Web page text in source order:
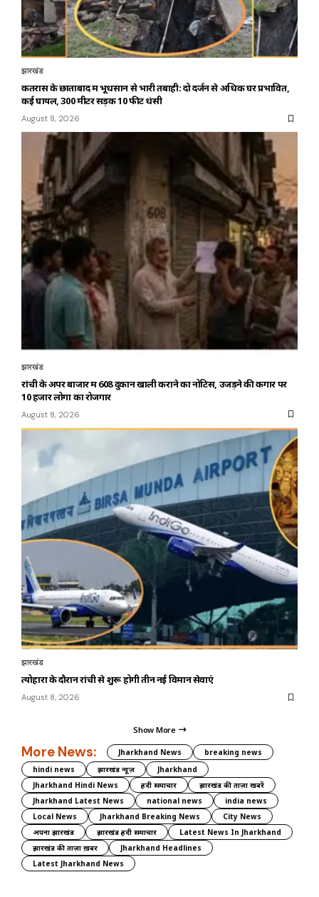
झारखंड
कतरास के छाताबाद में भूधसान से भारी तबाही: दो दर्जन से अधिक घर प्रभावित,
कई घायल, 300 मीटर सड़क 10 फीट धंसी
August 8, 2026
झारखंड
रांची के अपर बाजार में 608 दुकानें खाली कराने का नोटिस, उजड़ने की कगार पर
10 हजार लोगों का रोजगार
August 8, 2026
झारखंड
त्योहारों के दौरान रांची से शुरू होगी तीन नई विमान सेवाएं
August 8, 2026
Show More
More News: Jharkhand News
breaking news
hindi news
झारखंड न्यूज़
Jharkhand
Jharkhand Hindi News
हिंदी समाचार
झारखंड की ताज़ा खबरें
Jharkhand Latest News
national news
india news
Local News
Jharkhand Breaking News
City News
अपना झारखंड
झारखंड हिंदी समाचार
Latest News In Jharkhand
झारखंड की ताज़ा ख़बर
Jharkhand Headlines
Latest Jharkhand News